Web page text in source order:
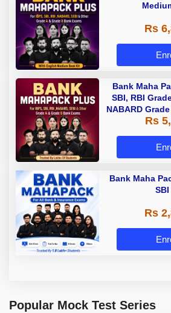
Rs
Bank Maha
SBI, RBI
NABARD
A & Grade
Rs
Bank Maha
Rs
Popular Mock Test Series